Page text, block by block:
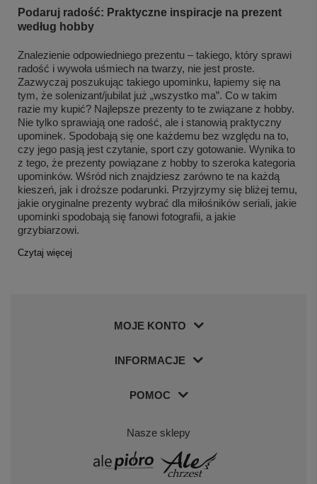
Podaruj radość: Praktyczne inspiracje na prezent
według hobby
Znalezienie odpowiedniego prezentu – takiego, który sprawi
radość i wywoła uśmiech na twarzy, nie jest proste.
Zazwyczaj poszukując takiego upominku, łapiemy się na
tym, że solenizant/jubilat już „wszystko ma”. Co w takim
razie my kupić? Najlepsze prezenty to te związane z hobby.
Nie tylko sprawiają one radość, ale i stanowią praktyczny
upominek. Spodobają się one każdemu bez względu na to,
czy jego pasją jest czytanie, sport czy gotowanie. Wynika to
z tego, że prezenty powiązane z hobby to szeroka kategoria
upominków. Wśród nich znajdziesz zarówno te na każdą
kieszeń, jak i droższe podarunki. Przyjrzymy się bliżej temu,
jakie oryginalne prezenty wybrać dla miłośników seriali, jakie
upominki spodobają się fanowi fotografii, a jakie
grzybiarzowi.
Czytaj więcej
MOJE KONTO
INFORMACJE
POMOC
Nasze sklepy